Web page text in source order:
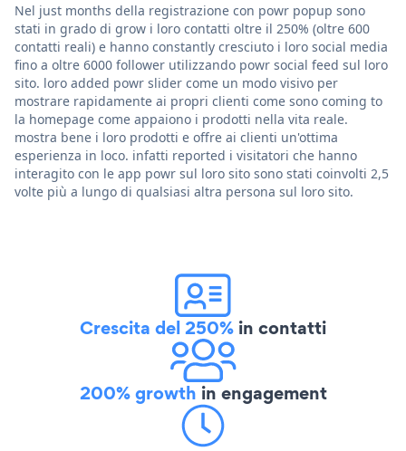
Nel just months della registrazione con powr popup sono
stati in grado di grow i loro contatti oltre il 250% (oltre 600
contatti reali) e hanno constantly cresciuto i loro social media
fino a oltre 6000 follower utilizzando powr social feed sul loro
sito. loro added powr slider come un modo visivo per
mostrare rapidamente ai propri clienti come sono coming to
la homepage come appaiono i prodotti nella vita reale.
mostra bene i loro prodotti e offre ai clienti un'ottima
esperienza in loco. infatti reported i visitatori che hanno
interagito con le app powr sul loro sito sono stati coinvolti 2,5
volte più a lungo di qualsiasi altra persona sul loro sito.
Crescita del 250% in contatti
200% growth in engagement